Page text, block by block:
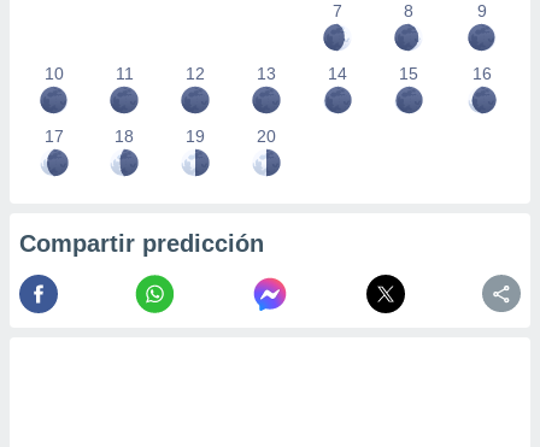
7
8 9
10 11 12 13 14 15 16
17 18 19 20
Compartir predicción